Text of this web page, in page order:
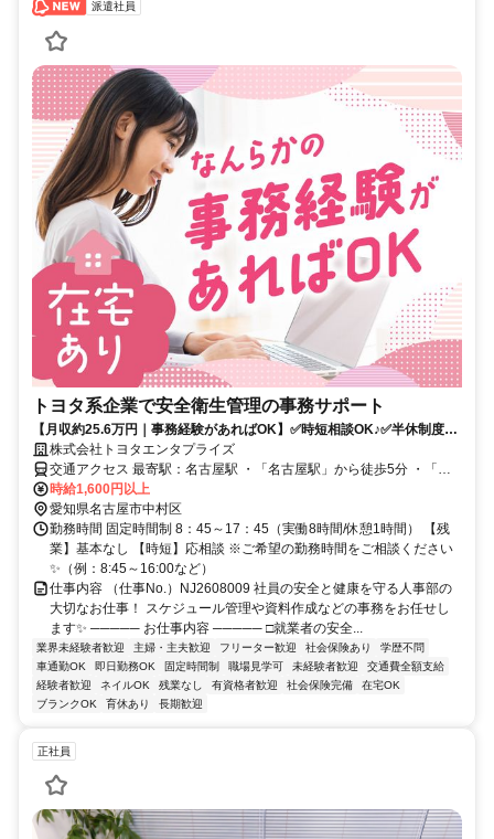
派遣社員
トヨタ系企業で安全衛生管理の事務サポート
【月収約25.6万円｜事務経験があればOK】✅時短相談OK♪✅半休制度あ
り×在宅週2日✅残業なし＊ワークライフバランス充実◎
株式会社トヨタエンタプライズ
交通アクセス 最寄駅：名古屋駅 ・「名古屋駅」から徒歩5分 ・「伏
時給1,600円以上
愛知県名古屋市中村区
勤務時間 固定時間制 8：45～17：45（実働8時間/休憩1時間） 【残
業】基本なし 【時短】応相談 ※ご希望の勤務時間をご相談ください
✨（例：8:45～16:00など）
仕事内容 （仕事No.）NJ2608009 社員の安全と健康を守る人事部の
大切なお仕事！ スケジュール管理や資料作成などの事務をお任せし
ます✨ ───── お仕事内容 ───── □就業者の安全...
業界未経験者歓迎 主婦・主夫歓迎 フリーター歓迎 社会保険あり
学歴不問
車通勤OK
即日勤務OK 固定時間制 職場見学可 未経験者歓迎
交通費全額支給
経験者歓迎
ネイルOK 残業なし 有資格者歓迎 社会保険完備
在宅OK
ブランクOK
育休あり 長期歓迎
正社員